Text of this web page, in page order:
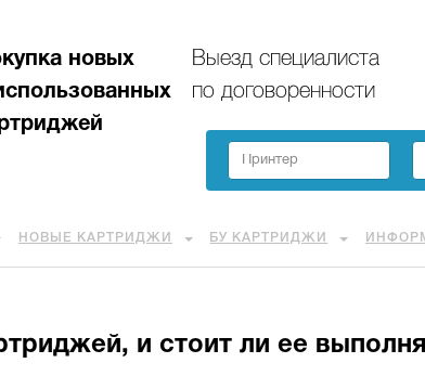
новых
Выезд специалиста
по договоренности
НОВЫЕ КАРТРИДЖИ БУ КАРТРИДЖИ
и стоит ли ее